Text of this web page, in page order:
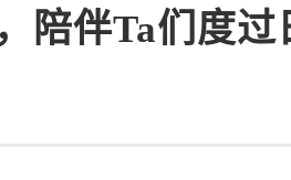
陪伴Ta们度过